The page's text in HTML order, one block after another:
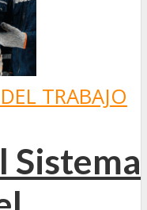
TRABAJO
Sistema